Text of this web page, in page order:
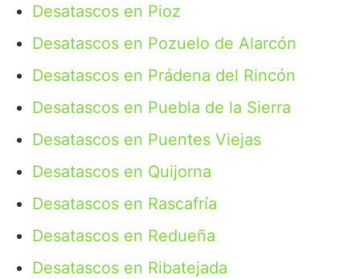
Desatascos en Pioz
Desatascos en Pozuelo de Alarcón
Desatascos en Prádena del Rincón
Desatascos en Puebla de la Sierra
Desatascos en Puentes Viejas
Desatascos en Quijorna
Desatascos en Rascafría
Desatascos en Redueña
Desatascos en Ribatejada